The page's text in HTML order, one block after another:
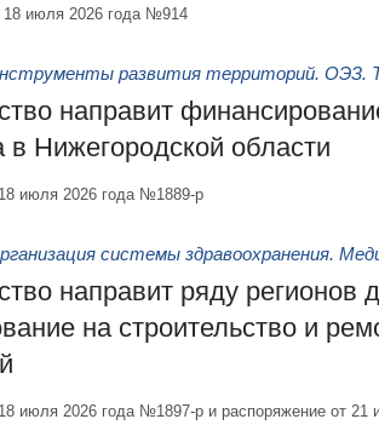
18 июля 2026 года №914
развития территорий. ОЭЗ.
направит
в Нижегородской области
июля 2026 года №1889-р
системы здравоохранения.
направит ряду регионов
на строительство и
июля 2026 года №1897-р и распоряжение от